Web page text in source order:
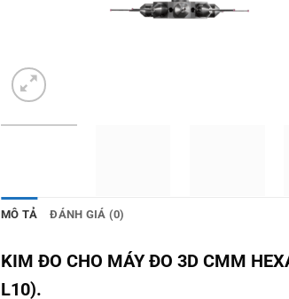
MÔ TẢ ĐÁNH GIÁ (0)
KIM ĐO CHO MÁY ĐO 3D CMM
L10).